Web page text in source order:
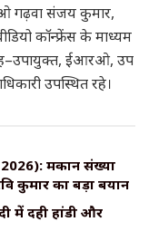
गढ़वा संजय कुमार,
कॉन्फ्रेंस के माध्यम
ईआरओ, उप
उपस्थित रहे।
2026): मकान संख्या
कुमार का बड़ा बयान
में दही हांडी और